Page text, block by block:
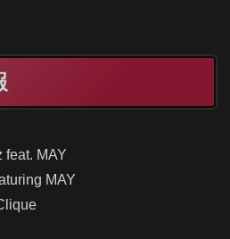
feat. MAY
MAY